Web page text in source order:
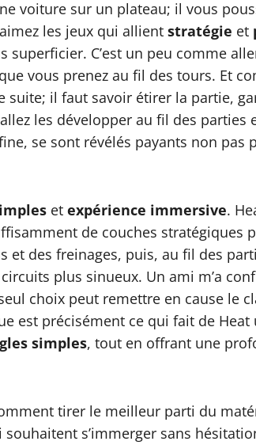
voiture sur un plateau; il vous
les jeux qui allient stratégie et
C’est un peu comme
vous prenez au fil des tours. Et
suite; il faut savoir étirer la partie,
les développer au fil des
se sont révélés payants non
et expérience immersive.
de couches stratégiques
des freinages, puis, au fil des
plus sinueux. Un ami m’a
choix peut remettre en cause le
est précisément ce qui fait de
simples, tout en offrant une
tirer le meilleur parti du
s’immerger sans